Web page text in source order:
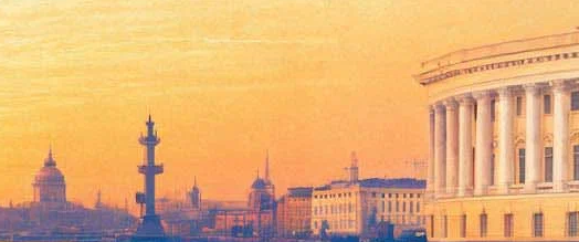
от фашистской блокады. Вход на мероприятие по билетам в
– свободный.
нашему городу в исполнении известных российских гармонистов
"Петр I. Время и окружение".